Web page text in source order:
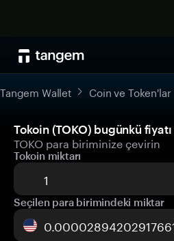
Tangem Wallet Coin ve Token'lar
Tokoin (TOKO) bugünkü
TOKO para biriminize çevirin
Tokoin miktarı
Seçilen para birimindeki miktar